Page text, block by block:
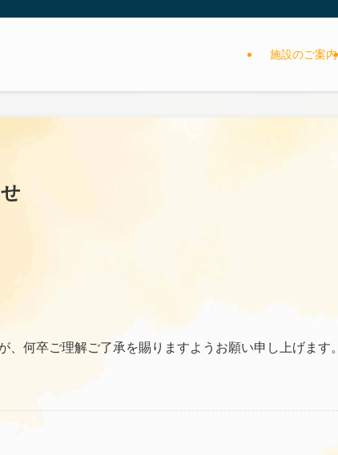
施設のご案内
何卒ご理解ご了承を賜りますようお願い申し上げます。